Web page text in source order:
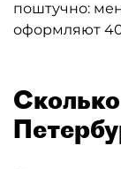
поштучно:
оформляют